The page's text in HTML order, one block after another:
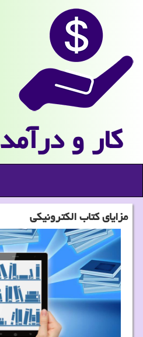
كار و درآمد
مزایای كتاب الكترونیكی